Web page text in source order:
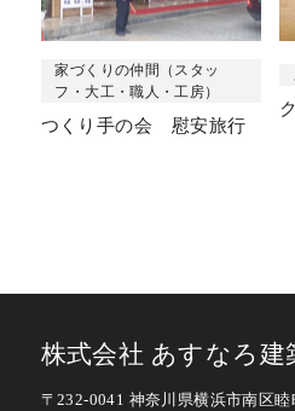
家づくりの仲間（スタッ
フ・大工・職人・工房）
つくり手の会 慰安旅行
株式会社 あすなろ建
〒232-0041 神奈川県横浜市南区睦